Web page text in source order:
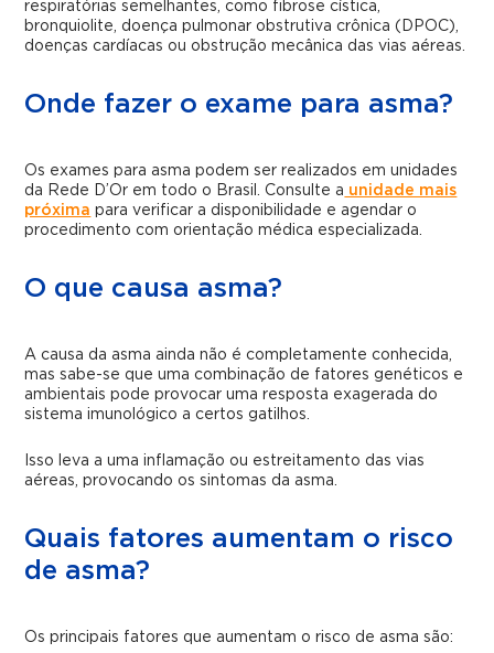
respiratórias semelhantes, como fibrose cística,
bronquiolite, doença pulmonar obstrutiva crônica (DPOC),
doenças cardíacas ou obstrução mecânica das vias aéreas.
Onde fazer o exame para asma?
Os exames para asma podem ser realizados em unidades
da Rede D’Or em todo o Brasil. Consulte a unidade mais
próxima para verificar a disponibilidade e agendar o
procedimento com orientação médica especializada.
O que causa asma?
A causa da asma ainda não é completamente conhecida,
mas sabe-se que uma combinação de fatores genéticos e
ambientais pode provocar uma resposta exagerada do
sistema imunológico a certos gatilhos.
Isso leva a uma inflamação ou estreitamento das vias
aéreas, provocando os sintomas da asma.
Quais fatores aumentam o risco
de asma?
Os principais fatores que aumentam o risco de asma são: